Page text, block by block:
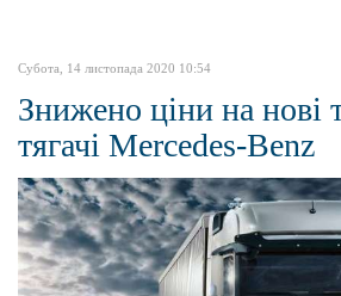
Субота, 14 листопада 2020 10:54
Знижено ціни на нові
тягачі Mercedes-Benz